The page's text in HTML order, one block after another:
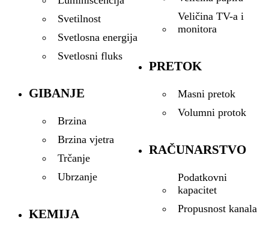
Svetilnost
Svetlosna energija
Svetlosni fluks
GIBANJE
Brzina
Brzina vjetra
Trčanje
Ubrzanje
KEMIJA
Veličina TV-a i
monitora
PRETOK
Masni pretok
Volumni protok
RAČUNARSTVO
Podatkovni
kapacitet
Propusnost kanala